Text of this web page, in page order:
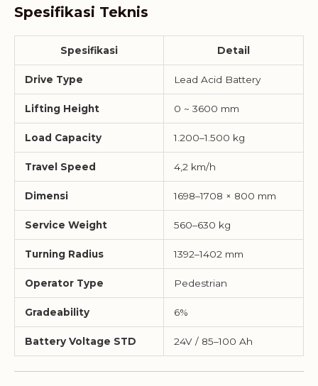
Spesifikasi Teknis
Spesifikasi Detail
Drive Type Lead Acid Battery
Lifting Height 0 ~ 3600 mm
Load Capacity 1.200–1.500 kg
Travel Speed 4,2 km/h
Dimensi 1698–1708 × 800 mm
Service Weight 560–630 kg
Turning Radius 1392–1402 mm
Operator Type Pedestrian
Gradeability 6%
Battery Voltage STD 24V / 85–100 Ah